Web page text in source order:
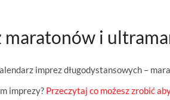
maratonów i
imprez długodystansowych –
imprezy? Przeczytaj co możesz zrobić